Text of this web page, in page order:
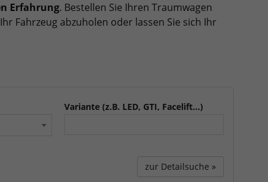
Erfahrung. Bestellen Sie Ihren Traumwagen
Fahrzeug abzuholen oder lassen Sie sich Ihr
Variante (z.B. LED, GTI, Facelift...)
zur Detailsuche »